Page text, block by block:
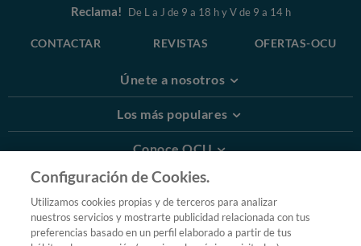
Reclama! De L a J de 9 a 18 h y V de 9 a 14 h
CONTACTAR REVISTAS OFERTAS-OCU
Únete a nosotros
Los más populares
Conoce OCU
Más Información
© 2026 OCU
Condiciones generales de contratación de OCU
Configuración de Cookies.
Utilizamos cookies propias y de terceros para analizar
nuestros servicios y mostrarte publicidad relacionada con tus
preferencias basado en un perfil elaborado a partir de tus